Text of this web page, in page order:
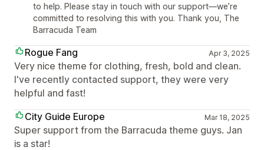
to help. Please stay in touch with our support—we’re
committed to resolving this with you. Thank you, The
Barracuda Team
Rogue Fang Apr 3, 2025
Very nice theme for clothing, fresh, bold and clean.
I've recently contacted support, they were very
helpful and fast!
City Guide Europe
Mar 18, 2025
Super support from the Barracuda theme guys. Jan
is a star!